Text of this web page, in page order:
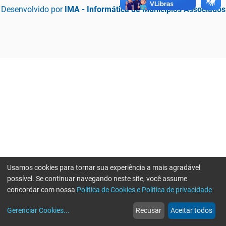
Desenvolvido por IMA - Informática de Municípios Associados
web
Notícias
more_horiz
Mais
Usamos cookies para tornar sua experiência a mais agradável
possível. Se continuar navegando neste site, você assume
concordar com nossa Política de Cookies e Política de privacidade
Gerenciar Cookies... Recusar Aceitar todos
Erro ao enviar informações, por favor tente novamente